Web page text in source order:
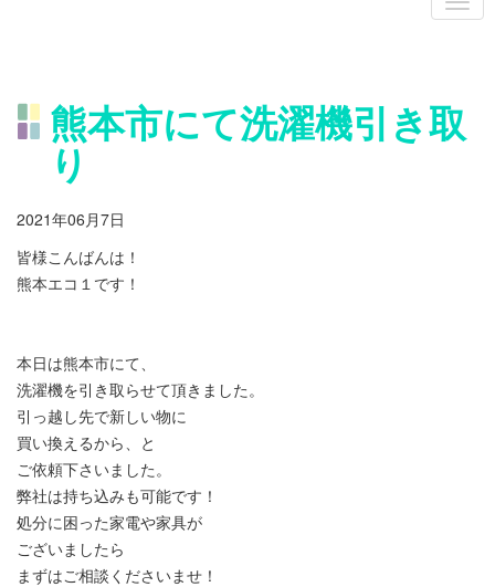
熊本市にて洗濯機引き取
り
2021年06月7日
皆様こんばんは！
熊本エコ１です！
本日は熊本市にて、
洗濯機を引き取らせて頂きました。
引っ越し先で新しい物に
買い換えるから、と
ご依頼下さいました。
弊社は持ち込みも可能です！
処分に困った家電や家具が
ございましたら
まずはご相談くださいませ！